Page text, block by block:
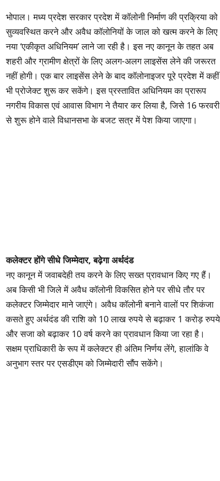
भोपाल। मध्य प्रदेश सरकार प्रदेश में कॉलोनी निर्माण की प्रक्रिया को
सुव्यवस्थित करने और अवैध कॉलोनियों के जाल को खत्म करने के लिए
नया ‘एकीकृत अधिनियम’ लाने जा रही है। इस नए कानून के तहत अब
शहरी और ग्रामीण क्षेत्रों के लिए अलग-अलग लाइसेंस लेने की जरूरत
नहीं होगी। एक बार लाइसेंस लेने के बाद कॉलोनाइजर पूरे प्रदेश में कहीं
भी प्रोजेक्ट शुरू कर सकेंगे। इस प्रस्तावित अधिनियम का प्रारूप
नगरीय विकास एवं आवास विभाग ने तैयार कर लिया है, जिसे 16 फरवरी
से शुरू होने वाले विधानसभा के बजट सत्र में पेश किया जाएगा।
कलेक्टर होंगे सीधे जिम्मेदार, बढ़ेगा अर्थदंड
नए कानून में जवाबदेही तय करने के लिए सख्त प्रावधान किए गए हैं।
अब किसी भी जिले में अवैध कॉलोनी विकसित होने पर सीधे तौर पर
कलेक्टर जिम्मेदार माने जाएंगे। अवैध कॉलोनी बनाने वालों पर शिकंजा
कसते हुए अर्थदंड की राशि को 10 लाख रुपये से बढ़ाकर 1 करोड़ रुपये
और सजा को बढ़ाकर 10 वर्ष करने का प्रावधान किया जा रहा है।
सक्षम प्राधिकारी के रूप में कलेक्टर ही अंतिम निर्णय लेंगे, हालांकि वे
अनुभाग स्तर पर एसडीएम को जिम्मेदारी सौंप सकेंगे।